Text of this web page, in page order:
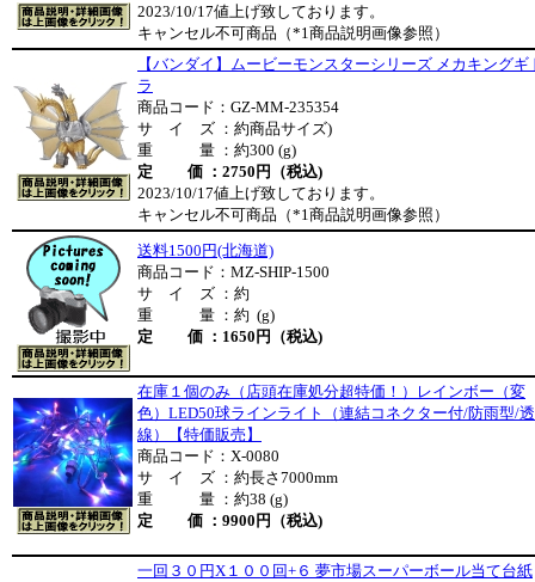
2023/10/17値上げ致しております。
キャンセル不可商品（*1商品説明画像参照）
【バンダイ】ムービーモンスターシリーズ メカキングギ
ラ
商品コード：GZ-MM-235354
サ イ ズ ：約商品サイズ)
重 量 ：約300 (g)
定 価 ：2750円（税込)
2023/10/17値上げ致しております。
キャンセル不可商品（*1商品説明画像参照）
送料1500円(北海道)
商品コード：MZ-SHIP-1500
サ イ ズ ：約
重 量 ：約 (g)
定 価 ：1650円（税込)
在庫１個のみ（店頭在庫処分超特価！）レインボー（変
色）LED50球ラインライト（連結コネクター付/防雨型/
線）【特価販売】
商品コード：X-0080
サ イ ズ ：約長さ7000mm
重 量 ：約38 (g)
定 価 ：9900円（税込)
一回３０円X１００回+６ 夢市場スーパーボール当て台紙